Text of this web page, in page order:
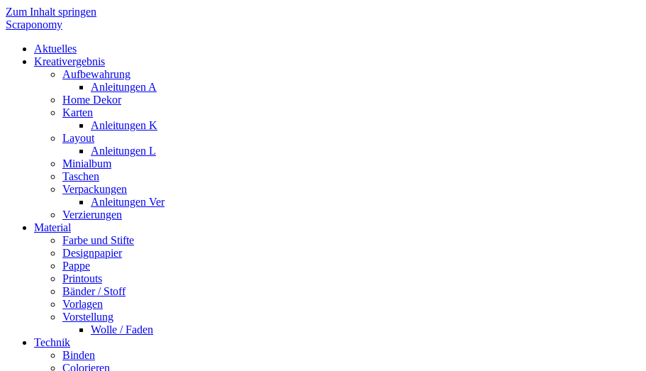
Zum Inhalt springen
Scraponomy
Aktuelles
Kreativergebnis
Aufbewahrung
Anleitungen A
Home Dekor
Karten
Anleitungen K
Layout
Anleitungen L
Minialbum
Taschen
Verpackungen
Anleitungen Ver
Verzierungen
Material
Farbe und Stifte
Designpapier
Pappe
Printouts
Bänder / Stoff
Vorlagen
Vorstellung
Wolle / Faden
Technik
Binden
Colorieren